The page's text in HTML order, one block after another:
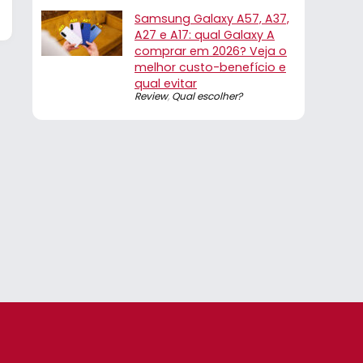
Samsung Galaxy A57, A37,
A27 e A17: qual Galaxy A
comprar em 2026? Veja o
melhor custo-benefício e
qual evitar
Review, Qual escolher?